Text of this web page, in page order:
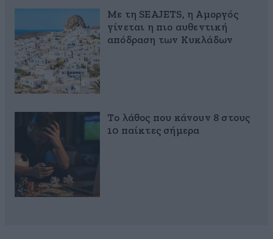
Με τη SEAJETS, η Αμοργός
γίνεται η πιο αυθεντική
απόδραση των Κυκλάδων
Το λάθος που κάνουν 8 στους
10 παίκτες σήμερα